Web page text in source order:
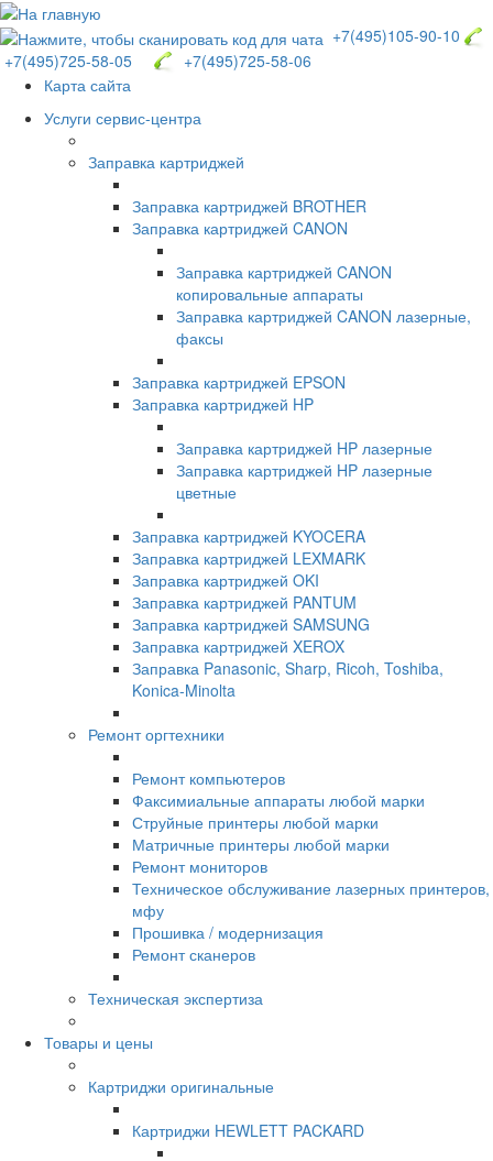
+7(495)105-90-10
+7(495)725-58-05
+7(495)725-58-06
Карта сайта
Услуги сервис-центра
Заправка картриджей
Заправка картриджей BROTHER
Заправка картриджей CANON
Заправка картриджей CANON
копировальные аппараты
Заправка картриджей CANON лазерные,
факсы
Заправка картриджей EPSON
Заправка картриджей HP
Заправка картриджей HP лазерные
Заправка картриджей HP лазерные
цветные
Заправка картриджей KYOCERA
Заправка картриджей LEXMARK
Заправка картриджей OKI
Заправка картриджей PANTUM
Заправка картриджей SAMSUNG
Заправка картриджей XEROX
Заправка Panasonic, Sharp, Ricoh, Toshiba,
Konica-Minolta
Ремонт оргтехники
Ремонт компьютеров
Факсимиальные аппараты любой марки
Струйные принтеры любой марки
Матричные принтеры любой марки
Ремонт мониторов
Техническое обслуживание лазерных принтеров,
мфу
Прошивка / модернизация
Ремонт сканеров
Техническая экспертиза
Товары и цены
Картриджи оригинальные
Картриджи HEWLETT PACKARD